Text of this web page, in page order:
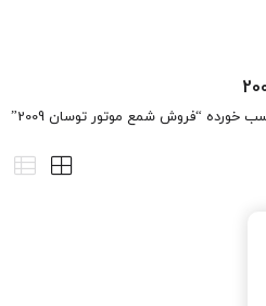
خورده “فروش شمع موتور توسان 2009”